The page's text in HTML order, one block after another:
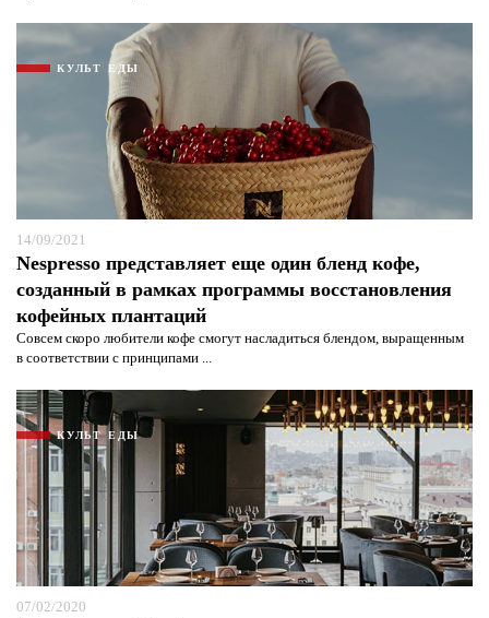
КУЛЬТ ЕДЫ
14/09/2021
Nespresso представляет еще один бленд кофе,
созданный в рамках программы восстановления
кофейных плантаций
Совсем скоро любители кофе смогут насладиться блендом, выращенным
в соответствии с принципами ...
КУЛЬТ ЕДЫ
07/02/2020